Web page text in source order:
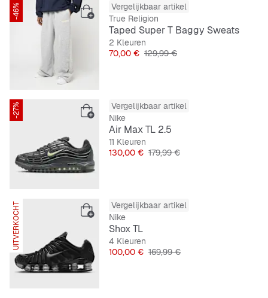
-46%
Vergelijkbaar artikel
True Religion
Taped Super T Baggy Sweats
2 Kleuren
Prijs
70,00 € Originele Prijs
129,99 €
-27%
Vergelijkbaar artikel
Nike
Air Max TL 2.5
11 Kleuren
Prijs
130,00 € Originele Prijs
179,99 €
UITVERKOCHT
Vergelijkbaar artikel
Nike
Shox TL
4 Kleuren
Prijs
100,00 € Originele Prijs
169,99 €